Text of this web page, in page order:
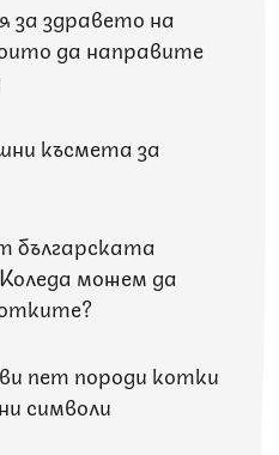
за здравето на
да направите
късмета за
българската
можем да
пет породи котки
символи